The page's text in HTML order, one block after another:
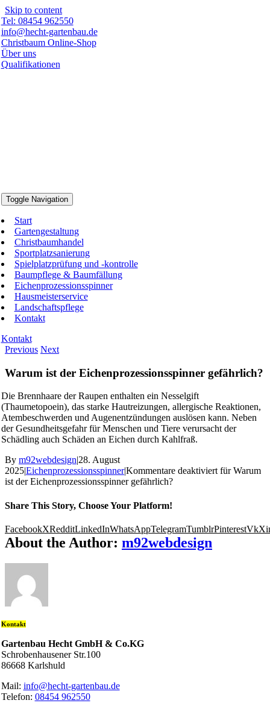
Skip to content
Tel: 08454 962550
info@hecht-gartenbau.de
Christbaum Online-Shop
Über uns
Qualifikationen
Toggle Navigation
Start
Gartengestaltung
Christbaumhandel
Sportplatzsanierung
Spielplatzprüfung und -kontrolle
Baumpflege & Baumfällung
Eichenprozessionsspinner
Hausmeisterservice
Landschaftspflege
Kontakt
Kontakt
Previous Next
Warum ist der Eichenprozessionsspinner gefährlich?
Die Brennhaare der Raupen enthalten ein Nesselgift
(Thaumetopoein), das starke Hautreizungen, allergische Reaktionen,
Atembeschwerden und Augenentzündungen auslösen kann. Neben
der Gesundheitsgefahr für Menschen und Tiere verursacht der
Schädling auch Schäden an Eichen durch Kahlfraß.
By m92webdesign|28. August
2025|Eichenprozessionsspinner|Kommentare deaktiviertfür Warum
ist der Eichenprozessionsspinner gefährlich?
Share This Story, Choose Your Platform!
FacebookXRedditLinkedInWhatsAppTelegramTumblrPinterestVk
About the Author: m92webdesign
Kontakt
Gartenbau Hecht GmbH & Co.KG
Schrobenhausener Str.100
86668 Karlshuld
Mail: info@hecht-gartenbau.de
Telefon: 08454 962550